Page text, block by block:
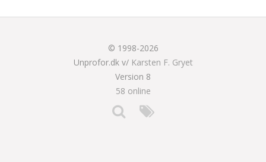
© 1998-2026
Unprofor.dk v/ Karsten F. Gryet
Version 8
58 online